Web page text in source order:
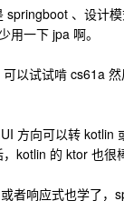
springboot 、设计
用一下 jpa 啊。
以试试啃 cs61a
方向可以转 kotlin
kotlin 的 ktor 也很
者响应式也学了，